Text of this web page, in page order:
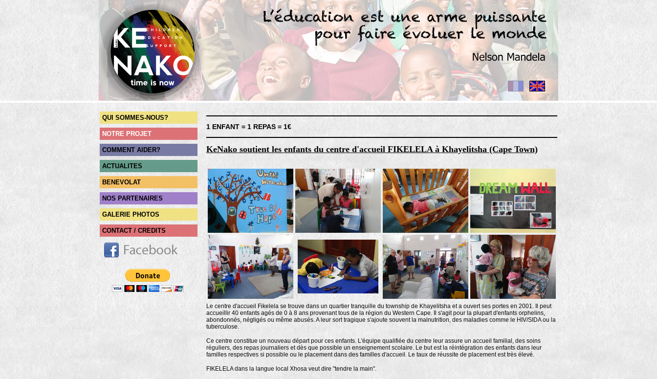
QUI SOMMES-NOUS?
NOTRE PROJET
COMMENT AIDER?
ACTUALITES
BENEVOLAT
NOS PARTENAIRES
GALERIE PHOTOS
CONTACT / CREDITS
1 ENFANT = 1 REPAS = 1€
KeNako soutient les enfants du centre d'accueil FIKELELA à Khayelitsha (Cape Town)
Le centre d'accueil Fikelela se trouve dans un quartier tranquille du township de Khayelitsha et a ouvert ses portes en 2001. Il peut
accueillir 40 enfants agés de 0 à 8 ans provenant tous de la région du Western Cape. Il s'agit pour la plupart d'enfants orphelins,
abondonnés, négligés ou même abusés. A leur sort tragique s'ajoute souvent la malnutrition, des maladies comme le HIV/SIDA ou la
tuberculose.
Ce centre constitue un nouveau départ pour ces enfants. L'équipe qualifiée du centre leur assure un accueil familial, des soins
réguliers, des repas journaliers et dès que possible un enseignement scolaire. Le but est la réintégration des enfants dans leur
familles respectives si possible ou le placement dans des familles d'accueil. Le taux de réussite de placement est très élevé.
FIKELELA dans la langue local Xhosa veut dire "tendre la main".